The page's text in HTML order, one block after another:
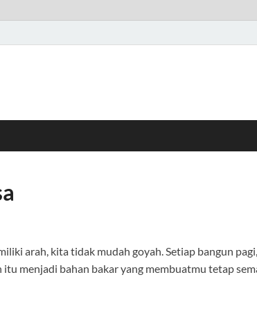
arah, kita tidak mudah goyah. Setiap bangun
menjadi bahan bakar yang membuatmu tetap